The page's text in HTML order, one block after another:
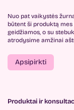
Nuo pat vaikystės
būtent ši produktą
geidžiamos, o su
atrodysime amžinai
Apsipirkti
Produktai ir